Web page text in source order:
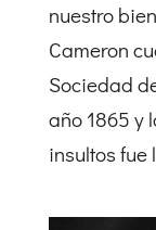
nuestro
Cameron
Sociedad
año 1865 y
insultos fue